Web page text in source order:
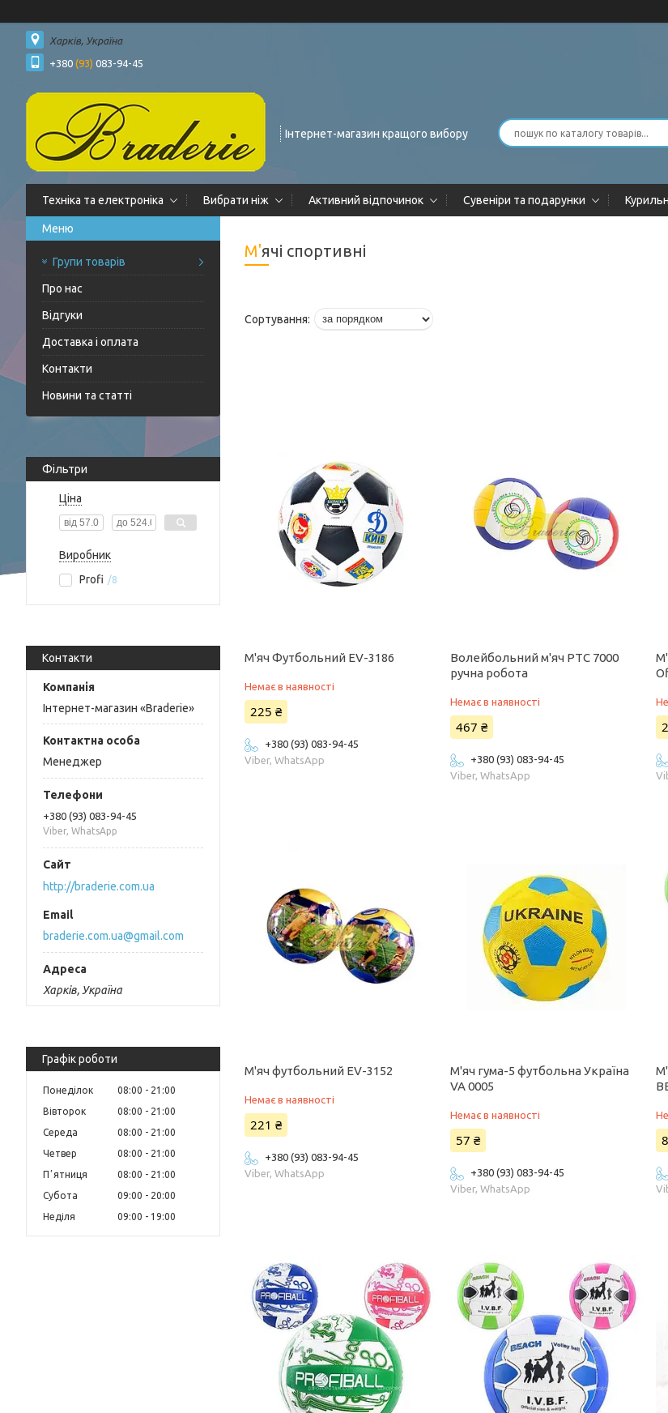
Харків, Україна
+380 (93) 083-94-45
Інтернет-магазин кращого вибору
Техніка та електроніка Вибрати ніж Активний відпочинок Сувеніри та подарунки
Групи товарів
Про нас
Відгуки
Доставка і оплата
Контакти
Новини та статті
Фільтри
Ціна
Виробник
Profi
8
Контакти
Інтернет-магазин «Braderie»
Менеджер
+380 (93) 083-94-45
Viber, WhatsApp
http://braderie.com.ua
braderie.com.ua@gmail.com
Харків, Україна
Графік роботи
Понеділок 08:00
21:00
Вівторок
08:00
21:00
Середа
08:00
21:00
Четвер
08:00
21:00
Пʼятниця
08:00
21:00
Субота
09:00
20:00
Неділя
09:00 19:00
М'ячі спортивні
М'яч Футбольний EV-3186
Немає в наявності
225 ₴
+380 (93) 083-94-45
Viber, WhatsApp
Волейбольний м'яч PTC 7000
ручна робота
Немає в наявності
467 ₴
+380 (93) 083-94-45
Viber, WhatsApp
М'яч футбольний EV-3152
Немає в наявності
221 ₴
+380 (93) 083-94-45
Viber, WhatsApp
М'яч гума-5 футбольна Україна
VA 0005
Немає в наявності
57 ₴
+380 (93) 083-94-45
Viber, WhatsApp